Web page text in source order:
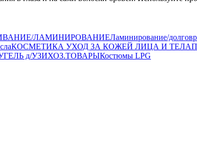
ЛАМИНИРОВАНИЕЛаминирование/
КОСМЕТИКА УХОД ЗА КОЖЕЙ ЛИЦА И ТЕЛА
д/УЗИХОЗ.ТОВАРЫКостюмы LPG